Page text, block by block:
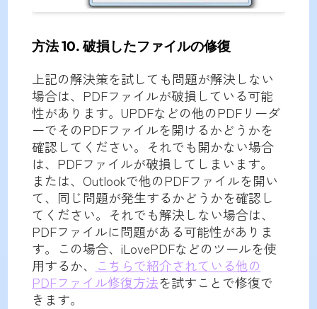
方法 10. 破損したファイルの修復
上記の解決策を試しても問題が解決しない
場合は、PDFファイルが破損している可能
性があります。UPDFなどの他のPDFリーダ
ーでそのPDFファイルを開けるかどうかを
確認してください。それでも開かない場合
は、PDFファイルが破損してしまいます。
または、Outlookで他のPDFファイルを開い
て、同じ問題が発生するかどうかを確認し
てください。それでも解決しない場合は、
PDFファイルに問題がある可能性がありま
す。この場合、iLovePDFなどのツールを使
用するか、
こちらで紹介されている他の
PDFファイル修復方法を試すことで修復で
きます。